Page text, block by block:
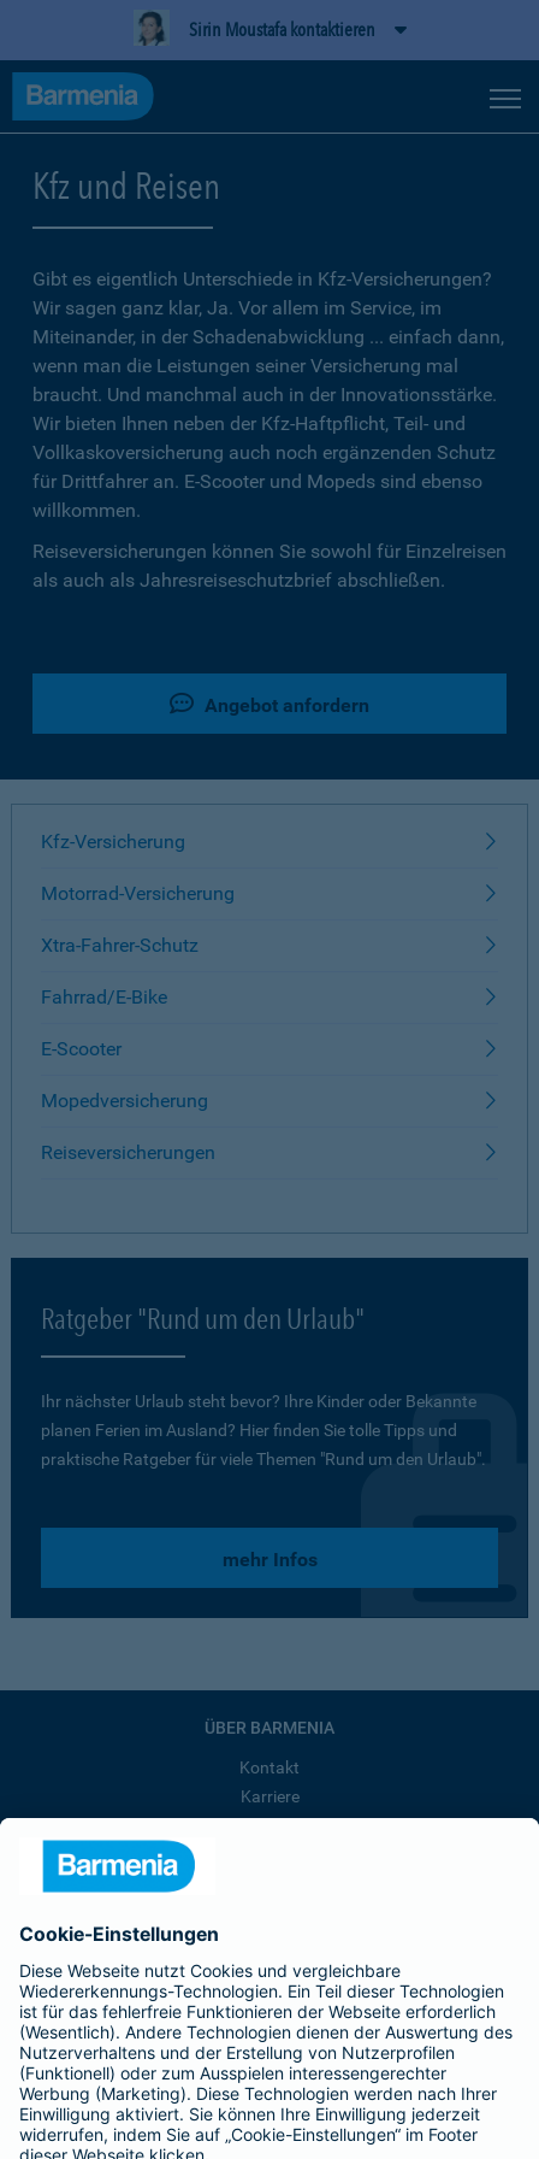
Sirin Moustafa kontaktieren
Kfz und Reisen
Gibt es eigentlich Unterschiede in Kfz-Versicherungen?
Wir sagen ganz klar, Ja. Vor allem im Service, im
Miteinander, in der Schadenabwicklung ... einfach dann,
wenn man die Leistungen seiner Versicherung mal
braucht. Und manchmal auch in der Innovationsstärke.
Wir bieten Ihnen neben der Kfz-Haftpflicht, Teil- und
Vollkaskoversicherung auch noch ergänzenden Schutz
für Drittfahrer an. E-Scooter und Mopeds sind ebenso
willkommen.
Reiseversicherungen können Sie sowohl für Einzelreisen
als auch als Jahresreiseschutzbrief abschließen.
Angebot anfordern
Kfz-Versicherung
Motorrad-Versicherung
Xtra-Fahrer-Schutz
Fahrrad/E-Bike
E-Scooter
Mopedversicherung
Reiseversicherungen
Ratgeber "Rund um den Urlaub"
Ihr nächster Urlaub steht bevor? Ihre Kinder oder Bekannte
planen Ferien im Ausland? Hier finden Sie tolle Tipps und
praktische Ratgeber für viele Themen "Rund um den Urlaub".
mehr Infos
ÜBER BARMENIA
Kontakt
Karriere
Barmenia ist Teil der BarmeniaGothaer
BELIEBTE SEITEN
Kranken-Zusatzversicherung
Tierversicherungen
Haftpflichtversicherung
Hausratversicherung